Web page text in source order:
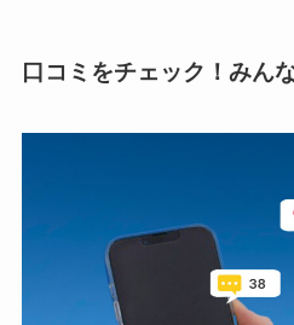
口コミをチェック！みん